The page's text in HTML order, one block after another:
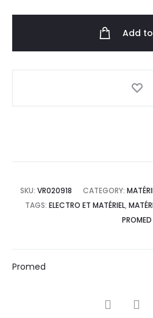
Add
SKU: VR020918 CATEGORY:
TAGS: ELECTRO ET MATÉRIEL,
PROMED
Promed
SHARE